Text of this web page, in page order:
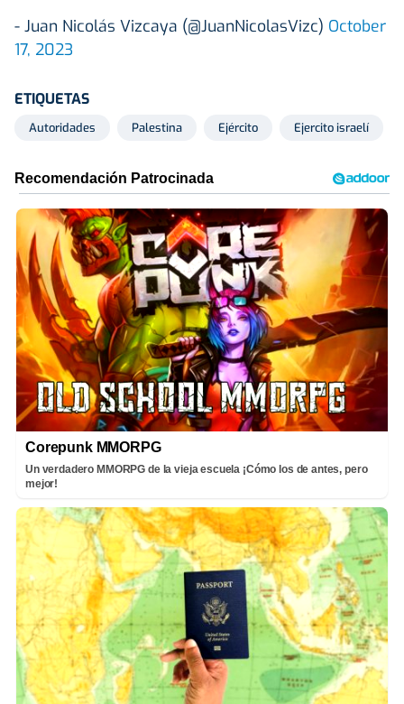
- Juan Nicolás Vizcaya (@JuanNicolasVizc) October
17, 2023
ETIQUETAS
Autoridades Palestina Ejército Ejercito israelí
Corepunk MMORPG
Un verdadero MMORPG de la vieja escuela ¡Cómo los de antes, pero
mejor!